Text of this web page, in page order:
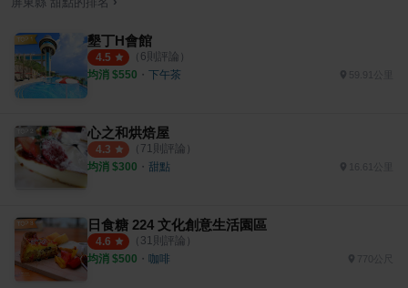
墾丁H會館
4.5 （ 6則評論）
均消 $550 ・ 下午茶 59.91公里
心之和烘焙屋
4.3 （ 71 則評論）
均消 $300 ・ 甜點
日食糖 224 文化創意生活園區
4.6 （ 31 則評論）
均消 $500 ・ 咖啡